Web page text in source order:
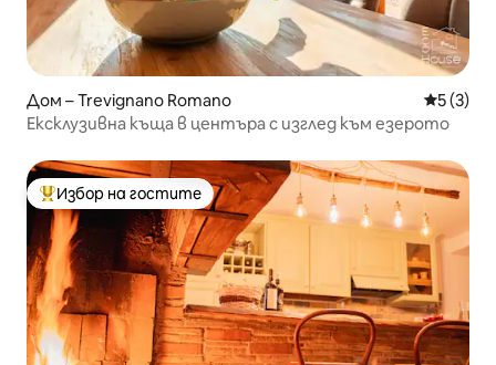
Дом – Trevignano Romano Средна
5 (3)
Ексклузивна къща в центъра с изглед към езерото
Най-популярен избор на гостите
Избор на гостите